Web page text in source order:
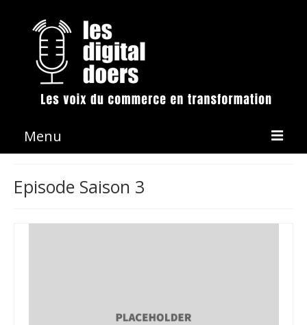
Menu
Episode Saison 3